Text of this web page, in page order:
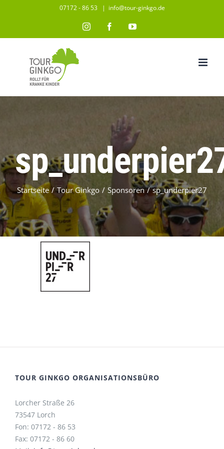
07172 - 86 53 | info@tour-ginkgo.de
InstagramFacebookYouTube
Startseite / Tour Ginkgo / Sponsoren / sp_underpier27
TOUR GINKGO ORGANISATIONSBÜRO
Lorcher Straße 26
73547 Lorch
Fon: 07172 - 86 53
Fax: 07172 - 86 60